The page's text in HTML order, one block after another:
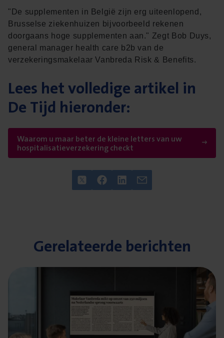
"De supplementen in België zijn erg uiteenlopend,
Brusselse ziekenhuizen bijvoorbeeld rekenen
doorgaans hoge supplementen aan." Zegt Bob Duys,
general manager health care b2b van de
verzekeringsmakelaar Vanbreda Risk & Benefits.
Lees het volledige artikel in
De Tijd hieronder:
Waarom u maar beter de kleine letters van uw
hospitalisatieverzekering checkt
TwitterFacebookLinkedInE-mail
Gere­la­teer­de berichten
Lees meer over Makelaar Vanbreda mikt op omzet